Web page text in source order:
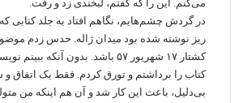
می‌کنم. این را که گفتم، لبخندی زد و رفت.
در گردش چشم‌هایم، نگاهم افتاد به جلد کتابی
ریز نوشته شده بود میدان ژاله. حدس زدم
کشتار ۱۷ شهریور ۵۷ باشد. بدون آنکه
کتاب را برداشتم و تورق کردم. فقط یک اتفاق و